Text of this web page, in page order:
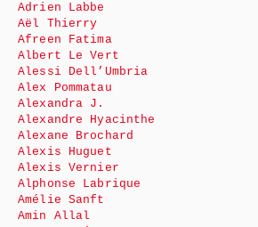
Adrien Labbe
Aël Thierry
Afreen Fatima
Albert Le Vert
Alessi Dell’Umbria
Alex Pommatau
Alexandra J.
Alexandre Hyacinthe
Alexane Brochard
Alexis Huguet
Alexis Vernier
Alphonse Labrique
Amélie Sanft
Amin Allal